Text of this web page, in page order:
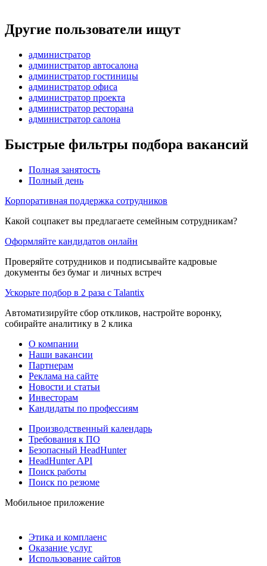
Другие пользователи ищут
администратор
администратор автосалона
администратор гостиницы
администратор офиса
администратор проекта
администратор ресторана
администратор салона
Быстрые фильтры подбора вакансий
Полная занятость
Полный день
Корпоративная поддержка сотрудников
Какой соцпакет вы предлагаете семейным сотрудникам?
Оформляйте кандидатов онлайн
Проверяйте сотрудников и подписывайте кадровые
документы без бумаг и личных встреч
Ускорьте подбор в 2 раза с Talantix
Автоматизируйте сбор откликов, настройте воронку,
собирайте аналитику в 2 клика
О компании
Наши вакансии
Партнерам
Реклама на сайте
Новости и статьи
Инвесторам
Кандидаты по профессиям
Производственный календарь
Требования к ПО
Безопасный HeadHunter
HeadHunter API
Поиск работы
Поиск по резюме
Мобильное приложение
Этика и комплаенс
Оказание услуг
Использование сайтов